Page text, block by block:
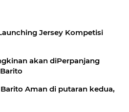
Jersey Kompetisi
akan diPerpanjang
Aman di putaran kedua,